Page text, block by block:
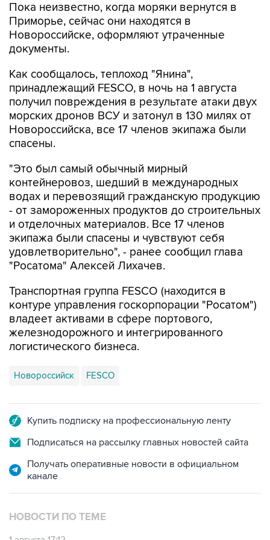
Пока неизвестно, когда моряки вернутся в
Приморье, сейчас они находятся в
Новороссийске, оформляют утраченные
документы.
Как сообщалось, теплоход "Янина",
принадлежащий FESCO, в ночь на 1 августа
получил повреждения в результате атаки двух
морских дронов ВСУ и затонул в 130 милях от
Новороссийска, все 17 членов экипажа были
спасены.
"Это был самый обычный мирный
контейнеровоз, шедший в международных
водах и перевозящий гражданскую продукцию
- от замороженных продуктов до строительных
и отделочных материалов. Все 17 членов
экипажа были спасены и чувствуют себя
удовлетворительно", - ранее сообщил глава
"Росатома" Алексей Лихачев.
Транспортная группа FESCO (находится в
контуре управления госкорпорации "Росатом")
владеет активами в сфере портового,
железнодорожного и интегрированного
логистического бизнеса.
Новороссийск FESCO
Купить подписку на профессиональную ленту
Подписаться на рассылку главных новостей сайта
Получать оперативные новости в официальном
канале
НОВОСТИ ПО ТЕМЕ